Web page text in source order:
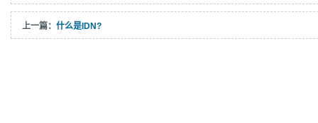
上一篇： 什么是IDN?